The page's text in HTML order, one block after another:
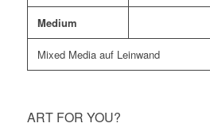
Medium
Mixed Media auf Leinwand
ART FOR YOU?